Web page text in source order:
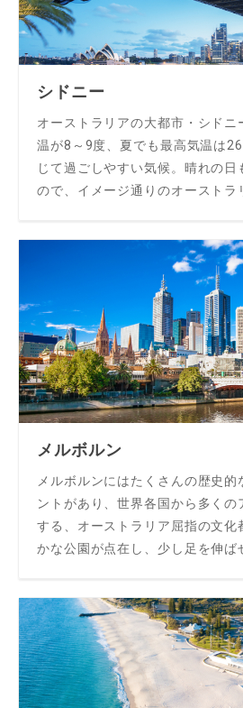
シドニー
オーストラリアの大都市・シドニ
温が8～9度、夏でも最高気温は
じて過ごしやすい気候。晴れの日
ので、イメージ通りのオーストラ
メルボルン
メルボルンにはたくさんの歴史的
ントがあり、世界各国から多くの
する、オーストラリア屈指の文化
かな公園が点在し、少し足を伸ば